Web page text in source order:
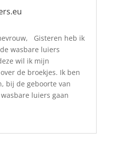
Gisteren heb ik
wasbare luiers
wil ik mijn
de broekjes. Ik ben
bij de geboorte van
luiers gaan